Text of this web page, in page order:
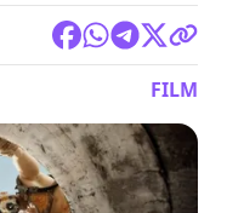
FILM